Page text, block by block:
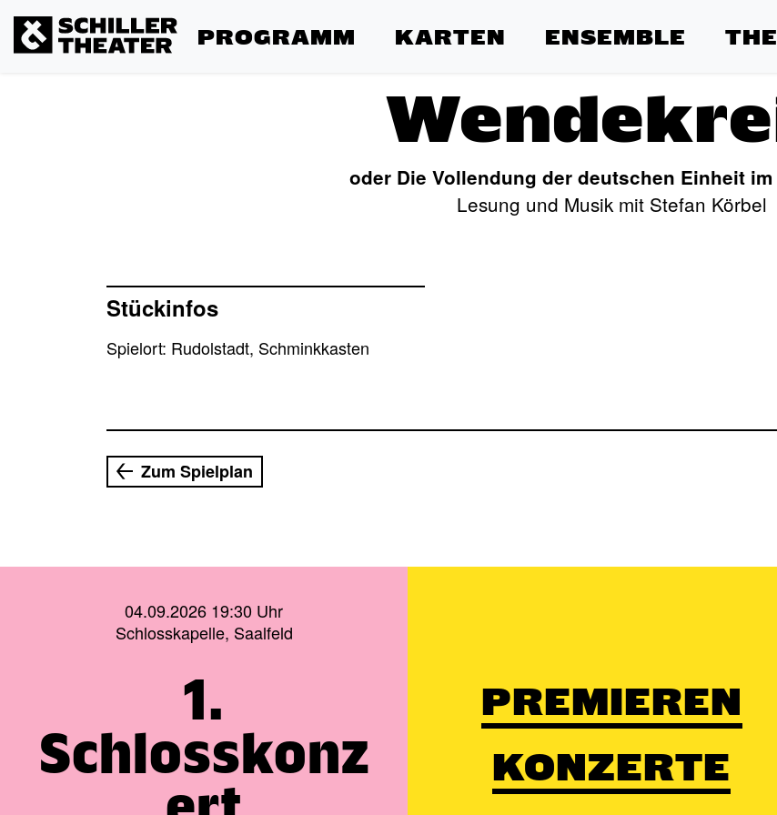
PROGRAMM KARTEN ENSEMBLE
oder Die Vollendung der deutschen Einheit
Lesung und Musik mit Stefan Körbel
Stückinfos
Spielort: Rudolstadt, Schminkkasten
Zum Spielplan
04.09.2026 19:30 Uhr
Schlosskapelle, Saalfeld
1.
Schlosskonz
PREMIEREN
KONZERTE